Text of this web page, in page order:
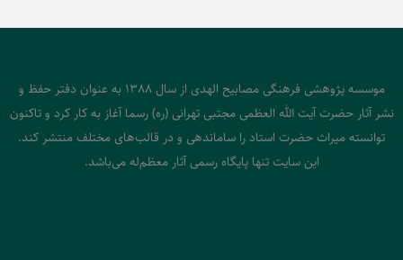
موسسه پژوهشی فرهنگی مصابیح الهدی از سال 1388 به عنوان دفتر حفظ و
نشر آثار حضرت آیت الله العظمی مجتبی تهرانی (ره) رسما آغاز به کار کرد و تاکنون
توانسته میراث حضرت استاد را ساماندهی و در قالب‌های مختلف منتشر کند.
این سایت تنها پایگاه رسمی آثار معظم‌له می‌باشد.